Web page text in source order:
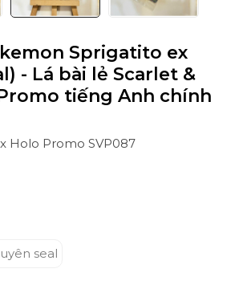
Sprigatito ex
- Lá bài lẻ Scarlet &
tiếng Anh chính
Holo Promo SVP087
seal